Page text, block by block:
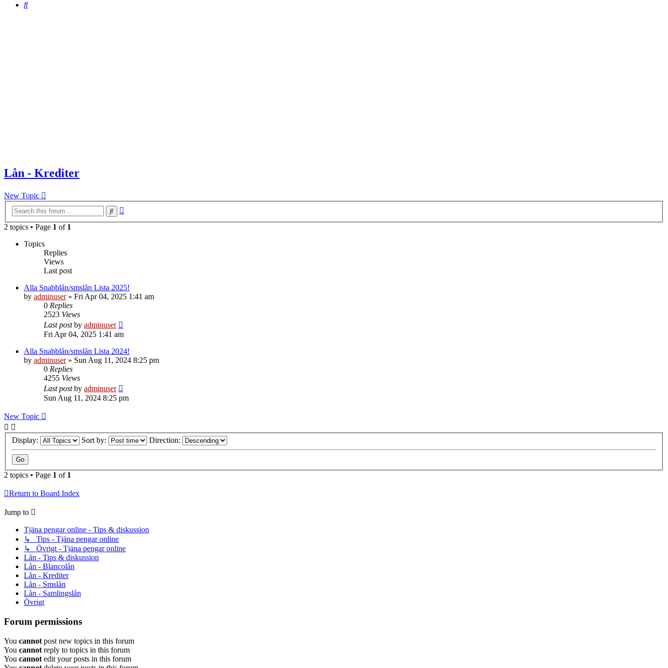
Search
Lån - Krediter
New Topic
Search
2 topics • Page 1 of 1
Topics
Replies
Views
Last post
Alla Snabblån/smslån Lista 2025!
by adminuser» Fri Apr 04, 2025 1:41 am
0 Replies
2523 Views
Last postby adminuser
Fri Apr 04, 2025 1:41 am
Alla Snabblån/smslån Lista 2024!
by adminuser» Sun Aug 11, 2024 8:25 pm
0 Replies
4255 Views
Last postby adminuser
Sun Aug 11, 2024 8:25 pm
New Topic
Display: Sort by: Direction:
2 topics • Page 1 of 1
Return to Board Index
Jump to
Tjäna pengar online - Tips & diskussion
↳ Tips - Tjäna pengar online
↳ Övrigt - Tjäna pengar online
Lån - Tips & diskussion
Lån - Blancolån
Lån - Krediter
Lån - Smslån
Lån - Samlingslån
Övrigt
Forum permissions
You cannot post new topics in this forum
You cannot reply to topics in this forum
You cannot edit your posts in this forum